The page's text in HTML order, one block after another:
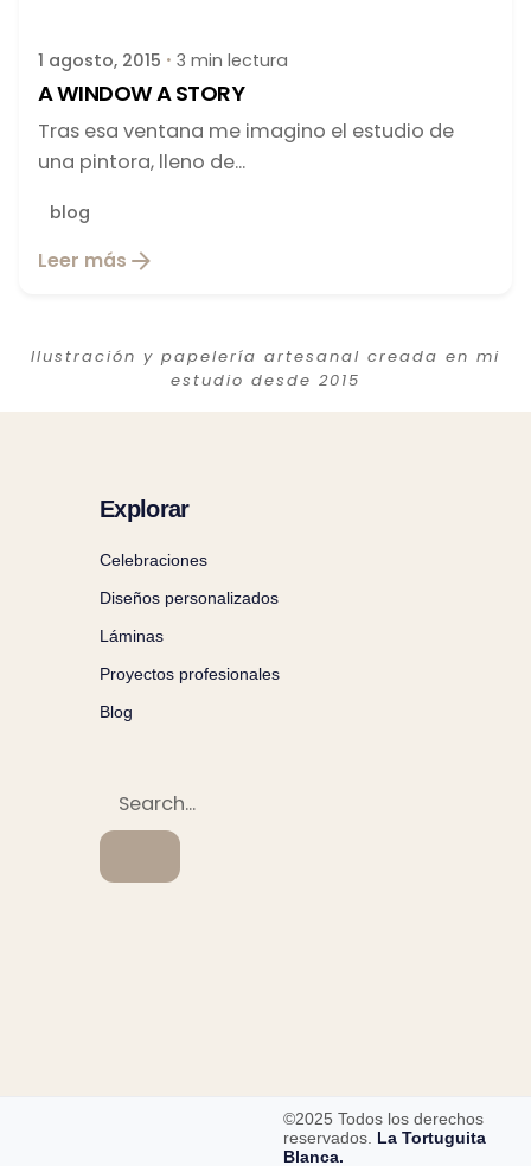
1 agosto, 2015 3 min lectura
A WINDOW A STORY
Tras esa ventana me imagino el estudio de
una pintora, lleno de...
blog
Leer más
Ilustración y papelería artesanal creada en mi
estudio desde 2015
Explorar
Celebraciones
Diseños personalizados
Láminas
Proyectos profesionales
Blog
©2025 Todos los derechos
reservados. La Tortuguita
Blanca.